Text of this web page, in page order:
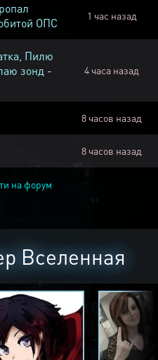
ОПС
1 час назад
Пилю
зонд -
4 часа назад
8 часов назад
8 часов назад
на форум
Вселенная